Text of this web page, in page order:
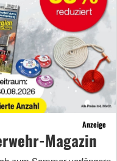
Anzeige
Magazin